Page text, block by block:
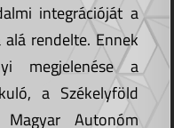
integrációját a
rendelte. Ennek
megjelenése a
a Székelyföld
Autonóm